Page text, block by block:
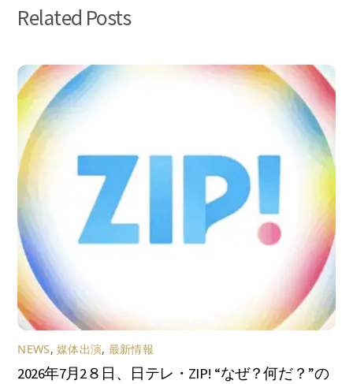
Related Posts
NEWS,媒体出演, 最新情報
2026年7月2８日、日テレ・ZIP! “なぜ？何だ？”の